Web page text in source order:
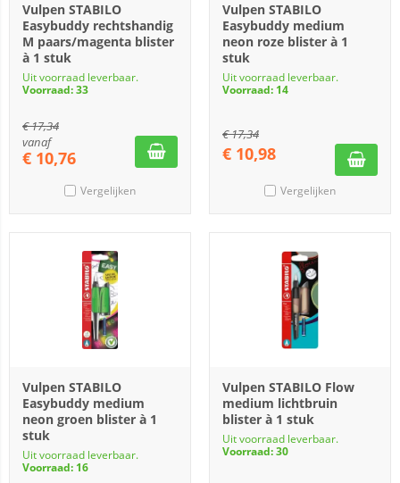
Vulpen STABILO
Easybuddy rechtshandig
M paars/magenta blister
à 1 stuk
Uit voorraad leverbaar.
Voorraad: 33
€17,34
vanaf
€ 10,76
Vergelijken
Vulpen STABILO
Easybuddy medium
neon roze blister à 1
stuk
Uit voorraad leverbaar.
Voorraad: 14
€17,34
€ 10,98
Vergelijken
Vulpen STABILO
Easybuddy medium
neon groen blister à 1
stuk
Uit voorraad leverbaar.
Voorraad: 16
Vulpen STABILO Flow
medium lichtbruin
blister à 1 stuk
Uit voorraad leverbaar.
Voorraad: 30